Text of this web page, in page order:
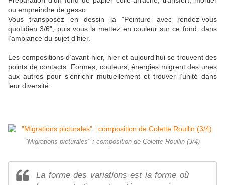
ou empreindre de gesso.
Vous transposez en dessin la "Peinture avec rendez-vous
quotidien 3/6", puis vous la mettez en couleur sur ce fond, dans
l’ambiance du sujet d’hier.
Les compositions d’avant-hier, hier et aujourd’hui se trouvent des
points de contacts. Formes, couleurs, énergies migrent des unes
aux autres pour s’enrichir mutuellement et trouver l’unité dans
leur diversité.
"Migrations picturales" : composition de Colette Roullin (3/4)
La forme des variations est la forme où